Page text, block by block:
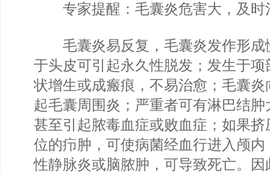
专家提醒：毛囊炎危害大，及时
毛囊炎易反复，毛囊炎发作形成
于头皮可引起永久性脱发；发生于
状增生或成瘢痕，不易治愈；毛囊
起毛囊周围炎；严重者可有淋巴结
甚至引起脓毒血症或败血症；如果
位的疖肿，可使病菌经血行进入颅
性静脉炎或脑脓肿，可导致死亡。